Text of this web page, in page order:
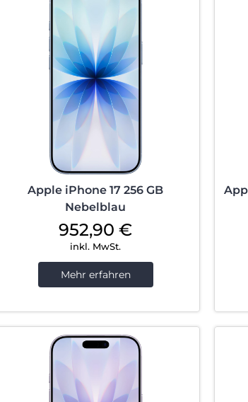
Apple iPhone 17 256 GB
Nebelblau
952,90€
inkl. MwSt.
Mehr erfahren